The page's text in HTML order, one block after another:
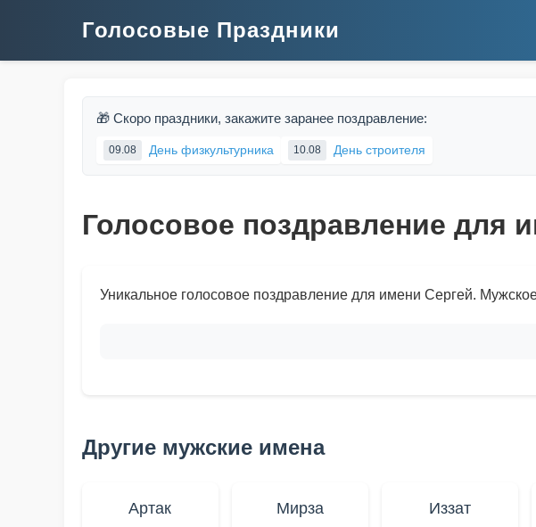
Голосовые Праздники
🎁 Скоро праздники, закажите заранее поздравление:
09.08 День физкультурника 10.08 День строителя
Голосовое поздравление для
Уникальное голосовое поздравление для имени Сергей.
Другие мужские имена
Артак Мирза Иззат